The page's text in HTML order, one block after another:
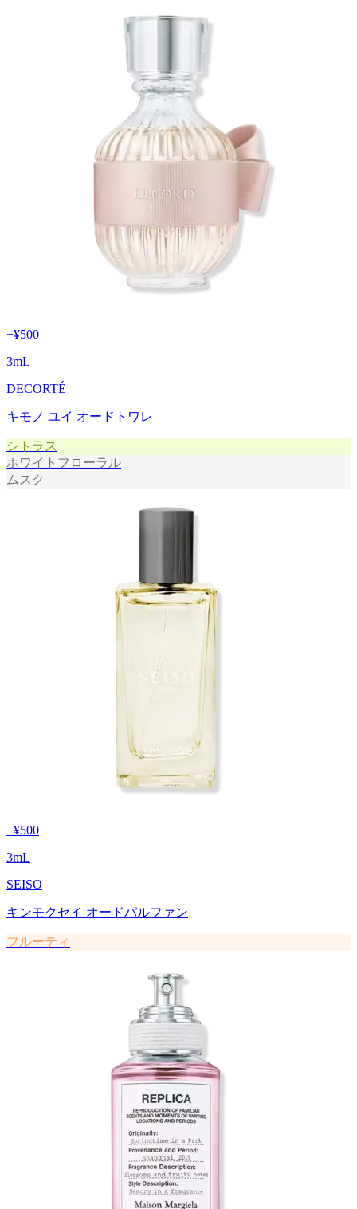
+¥500
3mL
DECORTÉ
キモノ ユイ オードトワレ
シトラス
ホワイトフローラル
ムスク
+¥500
3mL
SEISO
キンモクセイ オードパルファン
フルーティ